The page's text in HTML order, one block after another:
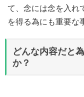
て、念には念を入れ
を得る為にも重要な
どんな内容だと
か？